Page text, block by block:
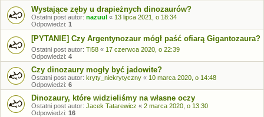
Wystające zęby u drapieżnych dinozaurów?
Ostatni post autor: nazuul « 13 lipca 2021, o 18:34
Odpowiedzi: 1
[PYTANIE] Czy Argentynozaur mógł paść ofiarą Gigantozaura?
Ostatni post autor: Ti58 « 17 czerwca 2020, o 22:39
Odpowiedzi: 4
Czy dinozaury mogły być jadowite?
Ostatni post autor: kryty_niekrytyczny « 10 marca 2020, o 14:48
Odpowiedzi: 6
Dinozaury, które widzieliśmy na własne oczy
Ostatni post autor: Jacek Tatarewicz « 2 marca 2020, o 13:30
Odpowiedzi: 16